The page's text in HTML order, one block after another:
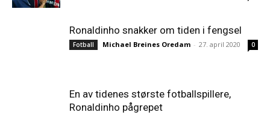
Ronaldinho snakker om tiden i fengsel
Fotball Michael Breines Oredam - 27. april 2020 0
En av tidenes største fotballspillere,
Ronaldinho pågrepet